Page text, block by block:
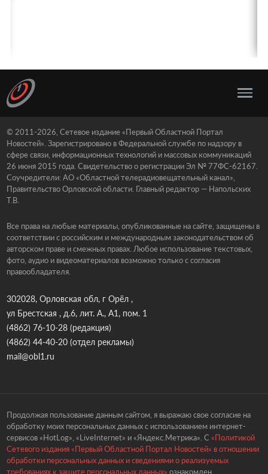
© 2011-2026, Сетевое издание «Первый Областной Портал
Новостей». Зарегистрировано в Федеральной службе по надзору в
сфере связи, информационных технологий и массовых коммуникаций
26 июня 2015 года. Свидетельство о регистрации Эл № 77ФС-62167.
Соучредители: АО «Областной телерадиовещательный канал»,
Правительство Орловской области. Главный редактор — Напольских
Т.В.
Все права на любые материалы, опубликованные на сайте, защищены в
соответствии с российским и международным законодательством об
авторском праве и смежных правах. Любое использование текстовых,
фото, аудио и видеоматериалов возможно только с согласия
правообладателя.
302028, Орловская обл, г Орёл ,
ул Брестская , д.6, лит. А., А1, пом. 1
(4862) 76-10-28(редакция)
(4862) 44-40-20(отдел рекламы)
mail@obl1.ru
Продолжая пользование данным сайтом, я выражаю свое согласие на
обработку моих персональных данных с использованием интернет-
сервисов «HotLog», «LiveInternet» и «Яндекс.Метрика». С «Политикой
Сетевого издания «Первый Областной Портал Новостей» в отношении
обработки персональных данных и сведениями о реализуемых
требованиях к защите персональных данных» ознакомлен.